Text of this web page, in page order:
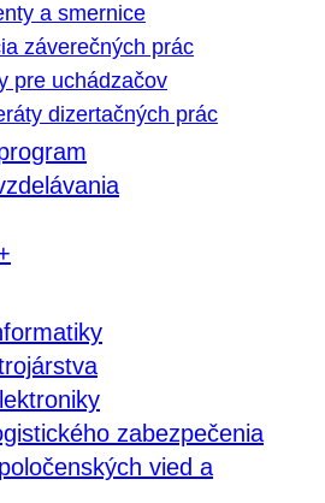
a smernice
záverečných prác
pre uchádzačov
dizertačných prác
zabezpečenia
vied a